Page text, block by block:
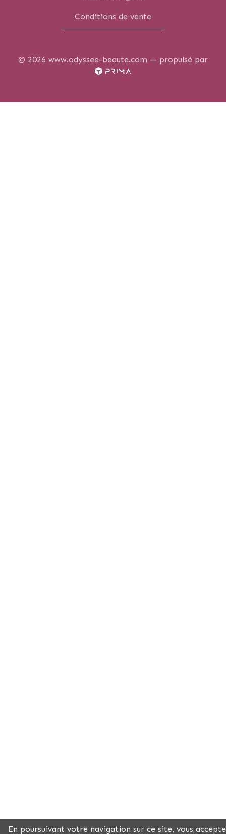
Conditions de vente
© 2026 www.odyssee-beaute.com — propulsé par
En poursuivant votre navigation sur ce site, vous